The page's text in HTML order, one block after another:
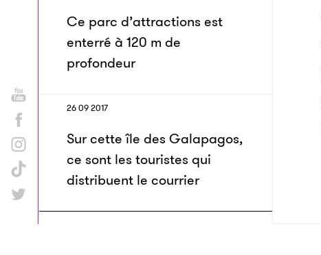
Ce parc d’attractions est
enterré à 120 m de
profondeur
26 09 2017
Sur cette île des Galapagos,
ce sont les touristes qui
distribuent le courrier